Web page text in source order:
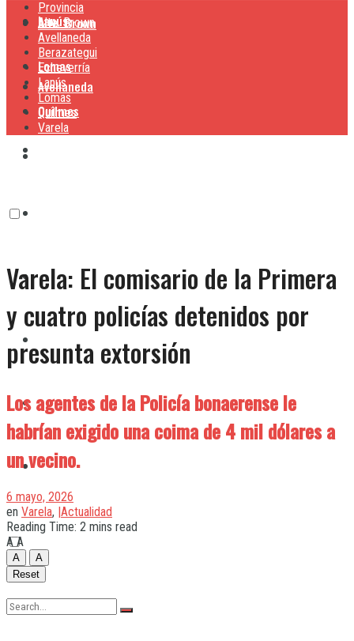
Lanús
Lomas
Quilmes
Alte. Brown
Avellaneda
Lanús
Quilmes
Varela
Provincia
Alte. Brown
Avellaneda
Berazategui
Echeverría
Lanús
Lomas
Quilmes
Varela
Varela: El comisario de la Primera
y cuatro policías detenidos por
presunta extorsión
Los agentes de la Policía bonaerense le
habrían exigido una coima de 4 mil dólares a
un vecino.
6 mayo, 2026
en Varela, |Actualidad
Reading Time: 2 mins read
A A
A
A
Reset